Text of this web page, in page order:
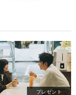
プレゼント